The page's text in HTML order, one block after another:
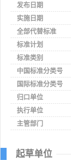
发布日期
实施日期
全部代替标准
标准计划
标准类别
中国标准分类号
国际标准分类号
归口单位
执行单位
主管部门
起草单位